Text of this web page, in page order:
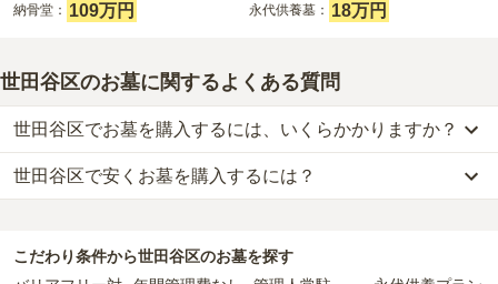
納骨堂： 109万円 永代供養墓： 18万円
世田谷区のお墓に関するよくある質問
世田谷区でお墓を購入するには、いくらかかりますか？
世田谷区での購入費用の目安は、一般墓が約385万円、樹木葬が約
73万円、納骨堂が約103万円、永代供養墓が約78万円です。
2つが主な費用となります。
の一般墓の永代使用料の平均は 218万円 で、墓石代は
東京
世田谷区で安くお墓を購入するには？
お求めいただけます。
こだわり条件から世田谷区のお墓を探す